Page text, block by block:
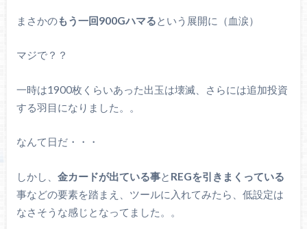
まさかのもう一回900Gハマるという展開に（血涙）
マジで？？
一時は1900枚くらいあった出玉は壊滅、さらには追加投資
する羽目になりました。。
なんて日だ・・・
しかし、 金カードが出ている事と REGを引きまくっている
事などの要素を踏まえ、ツールに入れてみたら、低設定は
なさそうな感じとなってました。。